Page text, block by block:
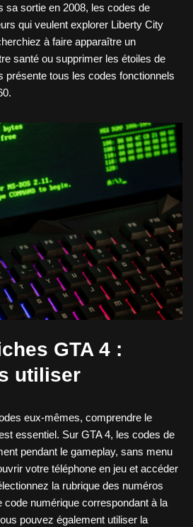
sa sortie en 2008, les codes de
qui veulent explorer Liberty City
à faire apparaître un
santé ou supprimer les étoiles de
présente tous les codes fonctionnels
GTA 4 :
utiliser
eux-mêmes, comprendre le
essentiel. Sur GTA 4, les codes de
pendant le gameplay, sans menu
votre téléphone en jeu et accéder
la rubrique des numéros
numérique correspondant à la
pouvez également utiliser la